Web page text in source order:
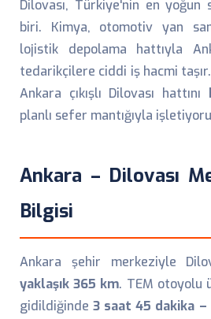
Dilovası, Türkiye'nin en yoğun
biri. Kimya, otomotiv yan
lojistik depolama hattıyla
tedarikçilere ciddi iş hacmi taşır.
Ankara çıkışlı Dilovası hattını
planlı sefer mantığıyla
Ankara – Dilovası
Bilgisi
Ankara şehir merkeziyle
yaklaşık 365 km. TEM otoyolu
gidildiğinde3 saat 45 dakika –